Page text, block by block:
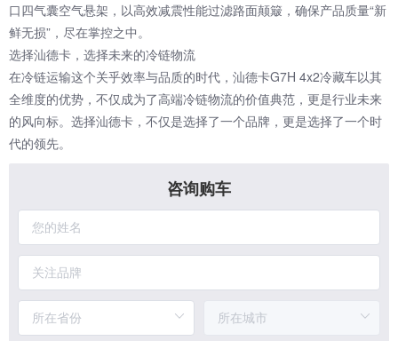
口四气囊空气悬架，以高效减震性能过滤路面颠簸，确保产品质量“新
鲜无损”，尽在掌控之中。
选择汕德卡，选择未来的冷链物流
在冷链运输这个关乎效率与品质的时代，汕德卡G7H 4x2冷藏车以其
全维度的优势，不仅成为了高端冷链物流的价值典范，更是行业未来
的风向标。选择汕德卡，不仅是选择了一个品牌，更是选择了一个时
代的领先。
咨询购车